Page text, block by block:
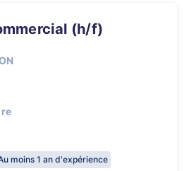
(h/f)
moins 1 an d'expérience